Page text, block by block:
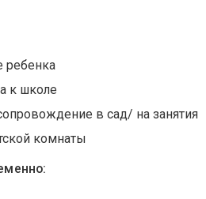
ребенка
к школе
в сад/ на занятия
комнаты